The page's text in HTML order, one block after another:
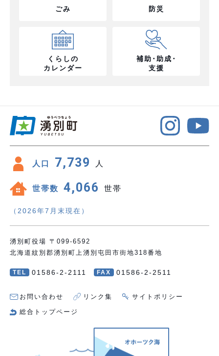
ごみ 防災
くらしの
カレンダー
補助･助成･
支援
人口 7,739 人
世帯数 4,066 世帯
（2026年7月末現在）
湧別町役場 〒099-6592
北海道紋別郡湧別町上湧別屯田市街地318番地
TEL 01586-2-2111 FAX 01586-2-2511
お問い合わせ リンク集 サイトポリシー
総合トップページ